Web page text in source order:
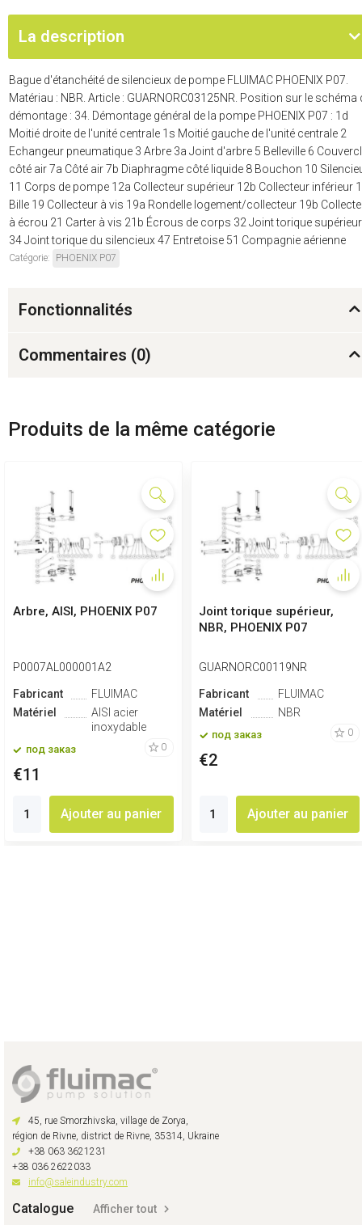
La description
Bague d'étanchéité de silencieux de pompe FLUIMAC PHOENIX P07.
Matériau : NBR. Article : GUARNORC03125NR. Position sur le schéma
démontage : 34. Démontage général de la pompe PHOENIX P07 : 1d
Moitié droite de l'unité centrale 1s Moitié gauche de l'unité centrale 2
Echangeur pneumatique 3 Arbre 3a Joint d'arbre 5 Belleville 6
côté air 7a Côté air 7b Diaphragme côté liquide 8 Bouchon 10
11 Corps de pompe 12a Collecteur supérieur 12b Collecteur inférieur
Bille 19 Collecteur à vis 19a Rondelle logement/collecteur 19b
à écrou 21 Carter à vis 21b Écrous de corps 32 Joint torique supérieur
34 Joint torique du silencieux 47 Entretoise 51 Compagnie aérienne
Catégorie: PHOENIX P07
Fonctionnalités
Commentaires (0)
Produits de la même catégorie
Arbre, AISI, PHOENIX P07
P0007AL000001A2
Fabricant
FLUIMAC
Matériel
AISI acier
inoxydable
под заказ 0
€11
Ajouter au panier
Joint torique supérieur,
NBR, PHOENIX P07
GUARNORC00119NR
Fabricant
FLUIMAC
Matériel
NBR
под заказ 0
€2
Ajouter au panier
45, rue Smorzhivska, village de Zorya,
région de Rivne, district de Rivne, 35314, Ukraine
+38 063 3621231
+38 036 2622033
info@saleindustry.com
Catalogue Afficher tout